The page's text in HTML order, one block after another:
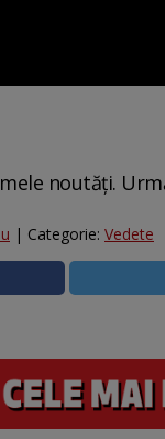
noutăți.
| Categorie: Vedete